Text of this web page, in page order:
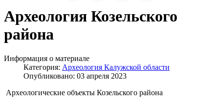
Археология Козельского
района
Информация о материале
Категория: Археология Калужской области
Опубликовано: 03 апреля 2023
Археологические объекты Козельского района